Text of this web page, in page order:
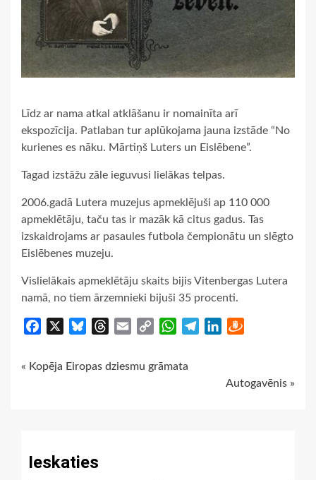
Līdz ar nama atkal atklāšanu ir nomainīta arī
ekspozīcija. Patlaban tur aplūkojama jauna izstāde “No
kurienes es nāku. Mārtiņš Luters un Eislēbene”.
Tagad izstāžu zāle ieguvusi lielākas telpas.
2006.gadā Lutera muzejus apmeklējuši ap 110 000
apmeklētāju, taču tas ir mazāk kā citus gadus. Tas
izskaidrojams ar pasaules futbola čempionātu un slēgto
Eislēbenes muzeju.
Vislielākais apmeklētāju skaits bijis Vitenbergas Lutera
namā, no tiem ārzemnieki bijuši 35 procenti.
Facebook BlueskyThreads
Email
Copy
WhatsApp
TelegramLinkedIn
Continue
« Kopēja Eiropas dziesmu grāmata
Autogavēnis »
Ieskaties